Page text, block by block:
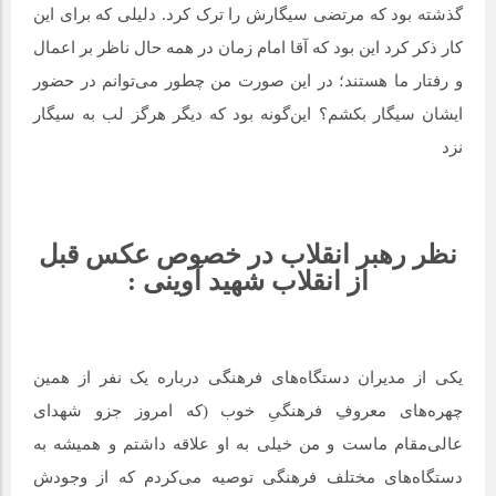
گذشته بود که مرتضی سیگارش را ترک کرد. دلیلی که برای این
کار ذکر کرد این بود که آقا امام زمان در همه حال ناظر بر اعمال
و رفتار ما هستند؛ در این صورت من چطور می‌توانم در حضور
ایشان سیگار بکشم؟ این‌گونه بود که دیگر هرگز لب به سیگار
نزد
نظر رهبر انقلاب در خصوص عکس قبل
از انقلاب شهید آوینی :
یکی از مدیران دستگاه‌های فرهنگی درباره‌ یک نفر از همین
چهره‌های معروفِ فرهنگیِ خوب (که امروز جزو شهدای
عالی‌مقام ماست و من خیلی به او علاقه داشتم و همیشه به
دستگاه‌های مختلف فرهنگی توصیه می‌کردم که از وجودش